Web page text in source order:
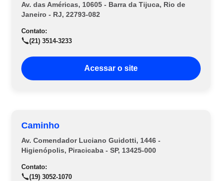
Av. das Américas, 10605 - Barra da Tijuca, Rio de
Janeiro - RJ, 22793-082
Contato:
(21) 3514-3233
Acessar o site
Caminho
Av. Comendador Luciano Guidotti, 1446 -
Higienópolis, Piracicaba - SP, 13425-000
Contato:
(19) 3052-1070